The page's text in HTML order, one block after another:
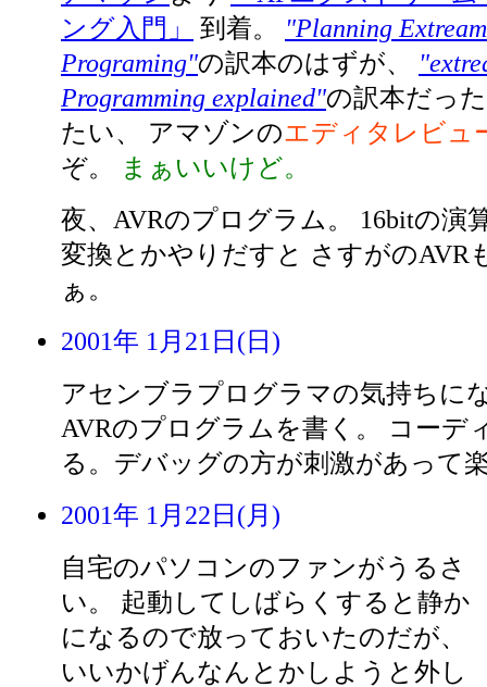
ング入門」
到着。
"Planning
Programing"の訳本のはずが、
Programming explained"の訳本だっ
たい、 アマゾンのエディタレビュ
ぞ。
まぁいいけど。
夜、AVRのプログラム。 16bitの演
変換とかやりだすと さすがのAVR
ぁ。
2001年 1月21日(日)
アセンブラプログラマの気持ちに
AVRのプログラムを書く。 コーデ
る。デバッグの方が刺激があって
2001年 1月22日(月)
自宅のパソコンのファンがうるさ
い。 起動してしばらくすると静か
になるので放っておいたのだが、
いいかげんなんとかしようと外し